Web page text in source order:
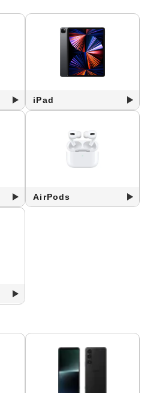
iPad
AirPods